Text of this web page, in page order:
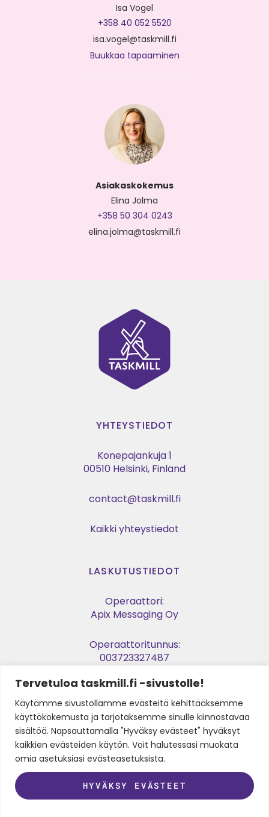
Tervetuloa taskmill.fi -sivustolle!
Käytämme sivustollamme evästeitä kehittääksemme
käyttökokemusta ja tarjotaksemme sinulle kiinnostavaa
sisältöä. Napsauttamalla "Hyväksy evästeet" hyväksyt
kaikkien evästeiden käytön. Voit halutessasi muokata
omia asetuksiasi evästeasetuksista.
HYVÄKSY EVÄSTEET
Isa Vogel
+358 40 052 5520
isa.vogel@taskmill.fi
Buukkaa tapaaminen
Asiakaskokemus
Elina Jolma
+358 50 304 0243
elina.jolma@taskmill.fi
YHTEYSTIEDOT
Konepajankuja 1
00510 Helsinki, Finland
contact@taskmill.fi
Kaikki yhteystiedot
LASKUTUSTIEDOT
Operaattori:
Apix Messaging Oy
Operaattoritunnus:
003723327487
Verkkolaskuosoite:
003729053974
Y-tunnus:
2905397-4
SEURAA MEITÄ